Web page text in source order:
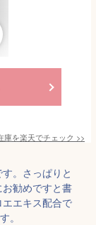
庫を楽天でチェック >>
。さっぱりと
勧めですと書
エキス配合で
。